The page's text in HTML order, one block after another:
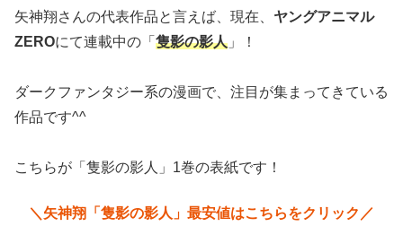
矢神翔さんの代表作品と言えば、現在、 ヤングアニマル
ZEROにて連載中の「 隻影の影人 」！
ダークファンタジー系の漫画で、注目が集まってきている
作品です^^
こちらが「隻影の影人」1巻の表紙です！
＼矢神翔「 隻影の影人 」最安値はこちらをクリック／